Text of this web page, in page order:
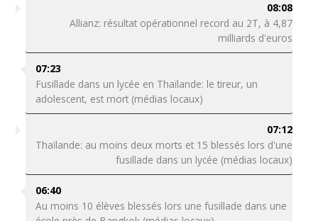
08:08
Allianz: résultat opérationnel record au 2T, à 4,87
milliards d'euros
07:23
Fusillade dans un lycée en Thaïlande: le tireur, un
adolescent, est mort (médias locaux)
07:12
Thaïlande: au moins deux morts et 15 blessés lors d'une
fusillade dans un lycée (médias locaux)
06:40
Au moins 10 élèves blessés lors une fusillade dans une